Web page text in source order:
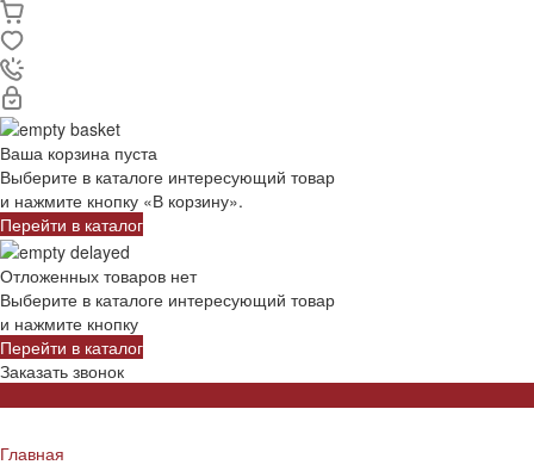
Ваша корзина пуста
Выберите в каталоге интересующий товар
и нажмите кнопку «В корзину».
Перейти в каталог
Отложенных товаров нет
Выберите в каталоге интересующий товар
и нажмите кнопку
Перейти в каталог
Заказать звонок
Главная